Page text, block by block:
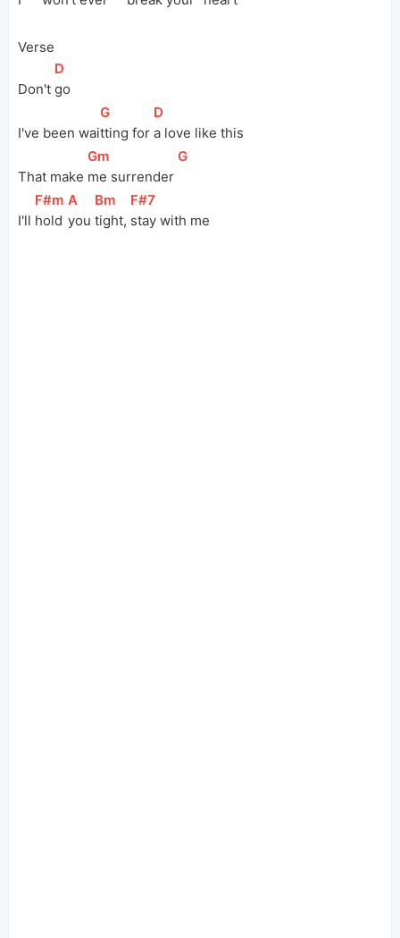
Verse
Don't
[D
go
I've been wai
[
G
tting for
[D
a love like this
That make
[
Gm
me surrender
[
G
I'll
[F#m ]
hold
[
A
you
[Bm
tight,
[F#7
stay with me